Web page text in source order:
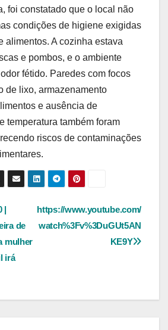
foi constatado que o local não
condições de higiene exigidas
alimentos. A cozinha estava
e pombos, e o ambiente
fétido. Paredes com focos
de lixo, armazenamento
e ausência de
temperatura também foram
riscos de contaminações
https://www.youtube.com/
watch%3Fv%3DuGUt5AN
KE9Y
|
de
mulher
irá